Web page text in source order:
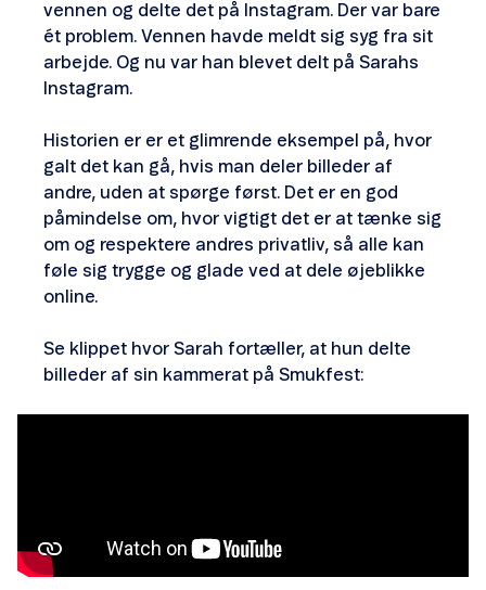
vennen og delte det på Instagram. Der var bare
ét problem. Vennen havde meldt sig syg fra sit
arbejde. Og nu var han blevet delt på Sarahs
Instagram.
Historien er er et glimrende eksempel på, hvor
galt det kan gå, hvis man deler billeder af
andre, uden at spørge først. Det er en god
påmindelse om, hvor vigtigt det er at tænke sig
om og respektere andres privatliv, så alle kan
føle sig trygge og glade ved at dele øjeblikke
online.
Se klippet hvor Sarah fortæller, at hun delte
billeder af sin kammerat på Smukfest: